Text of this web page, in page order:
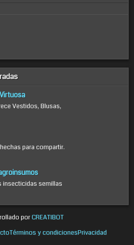
Vestidos, Blusas,
para compartir.
insecticidas semillas
porCREATIBOT
Términos y condicionesPrivacidad